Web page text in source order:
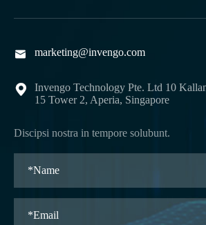
 marketing@invengo.com

Invengo Technology Pte. Ltd 10
15 Tower 2, Aperia, Singapore
Discipsi nostra in tempore solubunt.